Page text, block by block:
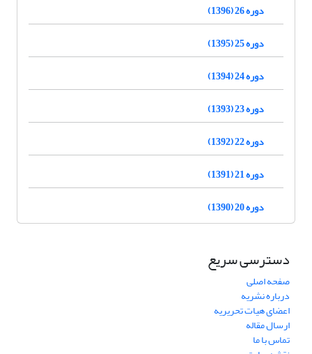
دوره 26 (1396)
دوره 25 (1395)
دوره 24 (1394)
دوره 23 (1393)
دوره 22 (1392)
دوره 21 (1391)
دوره 20 (1390)
دسترسی سریع
صفحه اصلی
درباره نشریه
اعضای هیات تحریریه
ارسال مقاله
تماس با ما